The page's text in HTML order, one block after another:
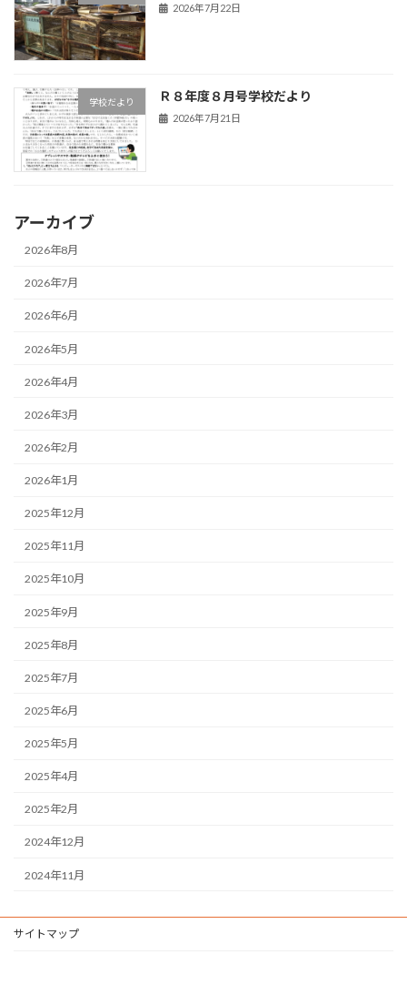
2026年7月22日
学校だより Ｒ８年度８月号学校だより
2026年7月21日
アーカイブ
2026年8月
2026年7月
2026年6月
2026年5月
2026年4月
2026年3月
2026年2月
2026年1月
2025年12月
2025年11月
2025年10月
2025年9月
2025年8月
2025年7月
2025年6月
2025年5月
2025年4月
2025年2月
2024年12月
2024年11月
サイトマップ